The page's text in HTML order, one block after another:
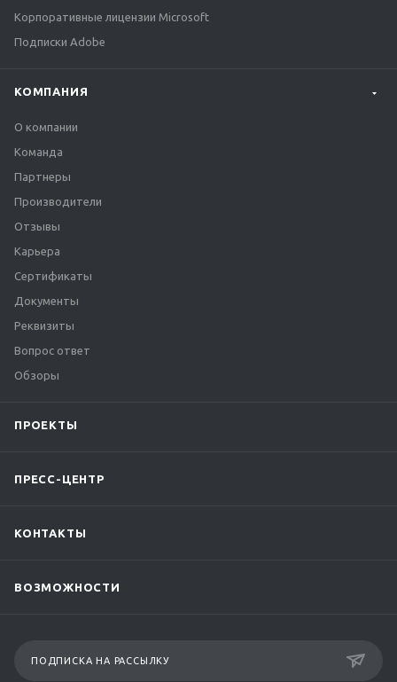
Корпоративные лицензии Microsoft
Подписки Adobe
КОМПАНИЯ
О компании
Команда
Партнеры
Производители
Отзывы
Карьера
Сертификаты
Документы
Реквизиты
Вопрос ответ
Обзоры
ПРОЕКТЫ
ПРЕСС-ЦЕНТР
КОНТАКТЫ
ВОЗМОЖНОСТИ
ПОДПИСКА НА РАССЫЛКУ